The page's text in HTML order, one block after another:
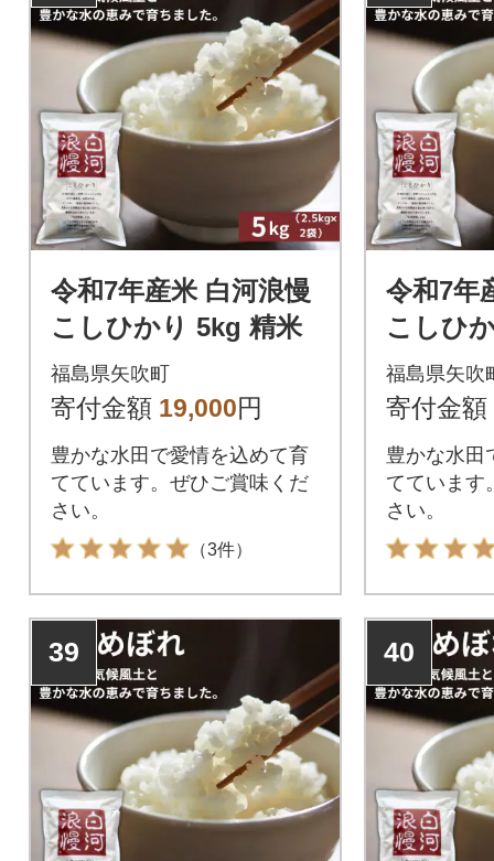
令和7年産米 白河浪慢
こしひかり 5kg 精米
福島県矢吹町
寄付金額 19,000円
豊かな水田で愛情を込めて育
てています。ぜひご賞味くだ
さい。
（3件）
令和7年
こしひ
福島県矢吹
寄付金額
豊かな水田
てています
さい。
39 40